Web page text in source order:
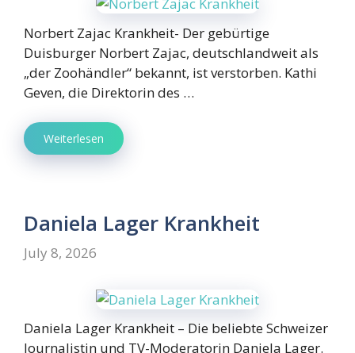
Norbert Zajac Krankheit- Der gebürtige
Duisburger Norbert Zajac, deutschlandweit als
„der Zoohändler“ bekannt, ist verstorben. Kathi
Geven, die Direktorin des …
Weiterlesen
Daniela Lager Krankheit
July 8, 2026
Daniela Lager Krankheit – Die beliebte Schweizer
Journalistin und TV-Moderatorin Daniela Lager.